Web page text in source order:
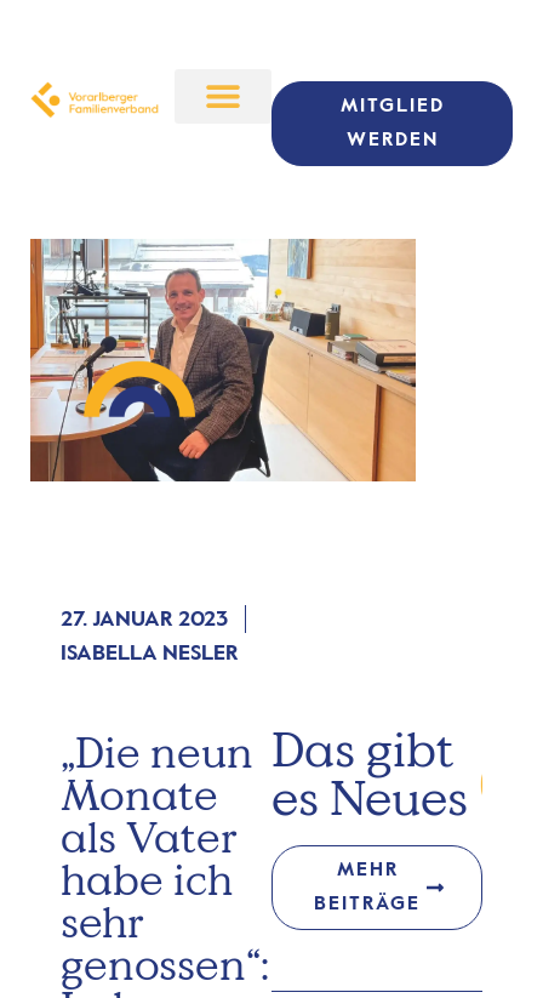
MITGLIED
WERDEN
27. JANUAR 2023
ISABELLA NESLER
„Die neun
Monate
als Vater
habe ich
sehr
genossen“:
Das gibt
es Neues
MEHR
BEITRÄGE